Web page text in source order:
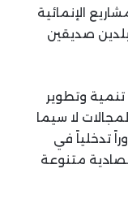
الإنمائية
صديقين
وتطوير
لا سيما
تدخلياً في
قطاعات اقتصادية متنوعة